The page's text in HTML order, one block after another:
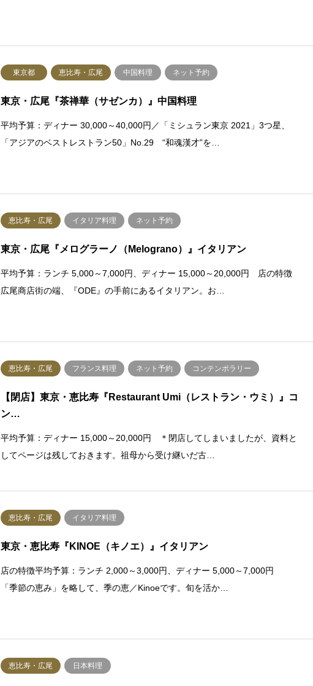
東京都 恵比寿・広尾 中国料理 ネット予約
東京・広尾『茶禅華（サゼンカ）』中国料理
平均予算：ディナー 30,000～40,000円／「ミシュラン東京 2021」3つ星、
「アジアのベストレストラン50」No.29 “和魂漢才”を…
恵比寿・広尾 イタリア料理 ネット予約
東京・広尾『メログラーノ（Melograno）』イタリアン
平均予算：ランチ 5,000～7,000円、ディナー 15,000～20,000円 店の特徴
広尾商店街の端、『ODE』の手前にあるイタリアン。お…
恵比寿・広尾 フランス料理 ネット予約 コンテンポラリー
【閉店】東京・恵比寿『Restaurant Umi（レストラン・ウミ）』コ
ン…
平均予算：ディナー 15,000～20,000円 ＊閉店してしまいましたが、資料と
してページは残しておきます。祖母から受け継いだ古…
恵比寿・広尾 イタリア料理
東京・恵比寿『KINOE（キノエ）』イタリアン
店の特徴平均予算：ランチ 2,000～3,000円、ディナー 5,000～7,000円
「季節の恵み」を略して、季の恵／Kinoeです。旬を活か…
恵比寿・広尾 日本料理